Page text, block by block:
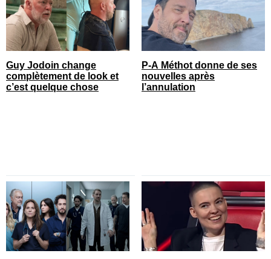
Guy Jodoin change
complètement de look et
c’est quelque chose
P-A Méthot donne de ses
nouvelles après
l’annulation